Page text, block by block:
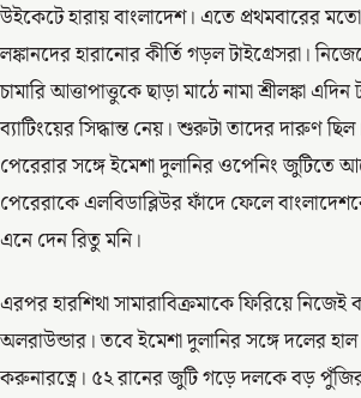
উইকেটে হারায় বাংলাদেশ। এতে প্রথমবারের
লঙ্কানদের হারানোর কীর্তি গড়ল টাইগ্রেসরা।
চামারি আত্তাপাত্তুকে ছাড়া মাঠে নামা শ্রীলঙ্কা
ব্যাটিংয়ের সিদ্ধান্ত নেয়। শুরুটা তাদের দারুণ
পেরেরার সঙ্গে ইমেশা দুলানির ওপেনিং জুটিতে
পেরেরাকে এলবিডাব্লিউর ফাঁদে ফেলে
এনে দেন রিতু মনি।
এরপর হারশিথা সামারাবিক্রমাকে ফিরিয়ে
অলরাউন্ডার। তবে ইমেশা দুলানির সঙ্গে দলের
করুনারত্নে। ৫২ রানের জুটি গড়ে দলকে বড়